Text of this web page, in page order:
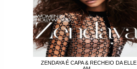
ZENDAYA É CAPA & RECHEIO DA ELLE